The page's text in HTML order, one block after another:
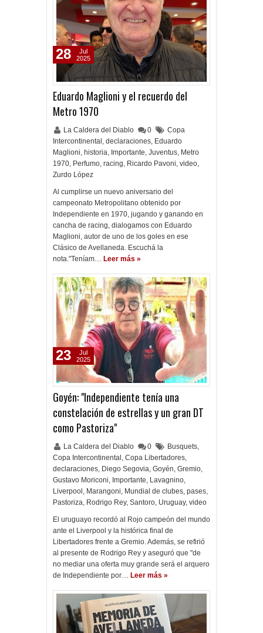
Eduardo Maglioni y el recuerdo del
Metro 1970
La Caldera del Diablo 0
Copa
Intercontinental , declaraciones, Eduardo
Maglioni, historia, Importante, Juventus, Metro
1970, Perfumo, racing, Ricardo Pavoni, video,
Zurdo López
Al cumplirse un nuevo aniversario del
campeonato Metropolitano obtenido por
Independiente en 1970, jugando y ganando en
cancha de racing, dialogamos con Eduardo
Maglioni, autor de uno de los goles en ese
Clásico de Avellaneda. Escuchá la
nota."Teníam… Leer más »
28
Jul
2025
Goyén: "Independiente tenía una
constelación de estrellas y un gran DT
como Pastoriza"
La Caldera del Diablo 0 Busquets,
Copa Intercontinental , Copa Libertadores,
declaraciones, Diego Segovia, Goyén, Gremio,
Gustavo Moriconi, Importante, Lavagnino,
Liverpool , Marangoni, Mundial de clubes, pases,
Pastoriza, Rodrigo Rey, Santoro, Uruguay, video
El uruguayo recordó al Rojo campeón del mundo
ante el Liverpool y la histórica final de
Libertadores frente a Gremio. Además, se refirió
al presente de Rodrigo Rey y aseguró que "de
no mediar una oferta muy grande será el arquero
de Independiente por… Leer más »
23
Jul
2025